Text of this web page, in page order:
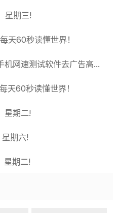
星期三!
天60秒读懂世界！
Ookla Speedtest v4.6.2 手机网速测试软件去广告高级版
天60秒读懂世界！
星期二!
期六!
星期二!